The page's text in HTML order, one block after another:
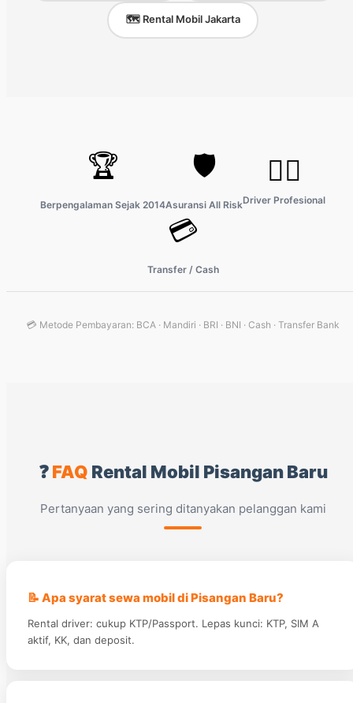
🗺️ Rental Mobil Jakarta
🏆
Berpengalaman Sejak 2014
🛡️
Asuransi All Risk
👨‍✈️
Driver Profesional
💳
Transfer / Cash
💳 Metode Pembayaran: BCA · Mandiri · BRI · BNI · Cash · Transfer Bank
❓FAQ Rental Mobil Pisangan Baru
Pertanyaan yang sering ditanyakan pelanggan kami
📝 Apa syarat sewa mobil di Pisangan Baru?
Rental driver: cukup KTP/Passport. Lepas kunci: KTP, SIM A
aktif, KK, dan deposit.